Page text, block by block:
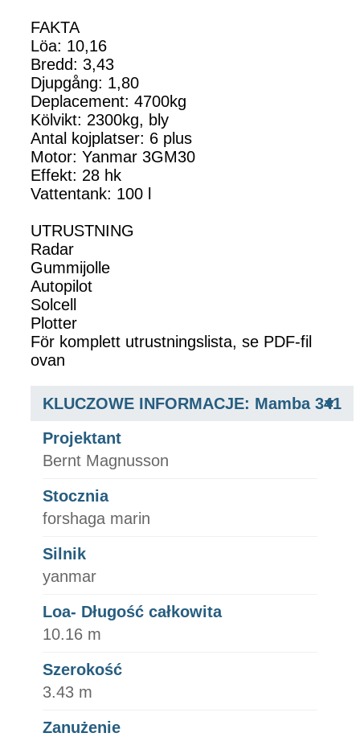
FAKTA
Löa: 10,16
Bredd: 3,43
Djupgång: 1,80
Deplacement: 4700kg
Kölvikt: 2300kg, bly
Antal kojplatser: 6 plus
Motor: Yanmar 3GM30
Effekt: 28 hk
Vattentank: 100 l
UTRUSTNING
Radar
Gummijolle
Autopilot
Solcell
Plotter
För komplett utrustningslista, se PDF-fil
ovan
KLUCZOWE INFORMACJE: Mamba 341
Projektant
Bernt Magnusson
Stocznia
forshaga marin
Silnik
yanmar
Loa- Długość całkowita
10.16 m
Szerokość
3.43 m
Zanużenie